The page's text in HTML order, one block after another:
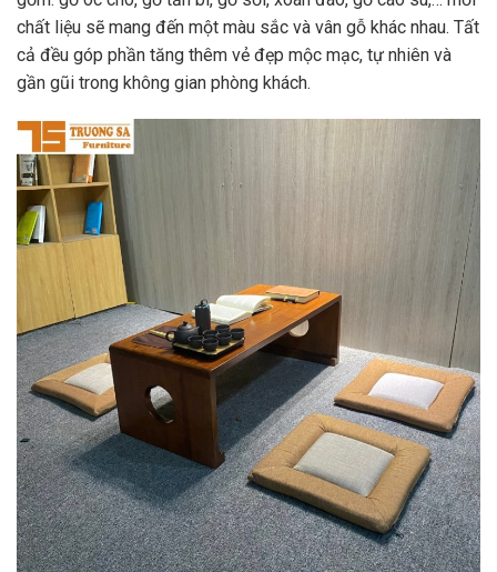
chất liệu sẽ mang đến một màu sắc và vân gỗ khác nhau. Tất
cả đều góp phần tăng thêm vẻ đẹp mộc mạc, tự nhiên và
gần gũi trong không gian phòng khách.